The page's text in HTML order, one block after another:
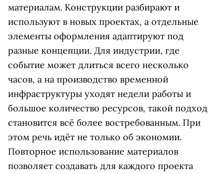
материалам. Конструкции разбирают и
используют в новых проектах, а отдельные
элементы оформления адаптируют под
разные концепции. Для индустрии, где
событие может длиться всего несколько
часов, а на производство временной
инфраструктуры уходят недели работы и
большое количество ресурсов, такой подход
становится всё более востребованным. При
этом речь идёт не только об экономии.
Повторное использование материалов
позволяет создавать для каждого проекта